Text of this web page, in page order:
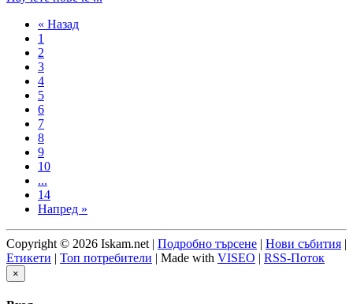
« Назад
1
2
3
4
5
6
7
8
9
10
...
14
Напред »
Copyright © 2026 Iskam.net | Подробно търсене | Нови събития |
Етикети | Топ потребители | Made with VISEO | RSS-Поток
×